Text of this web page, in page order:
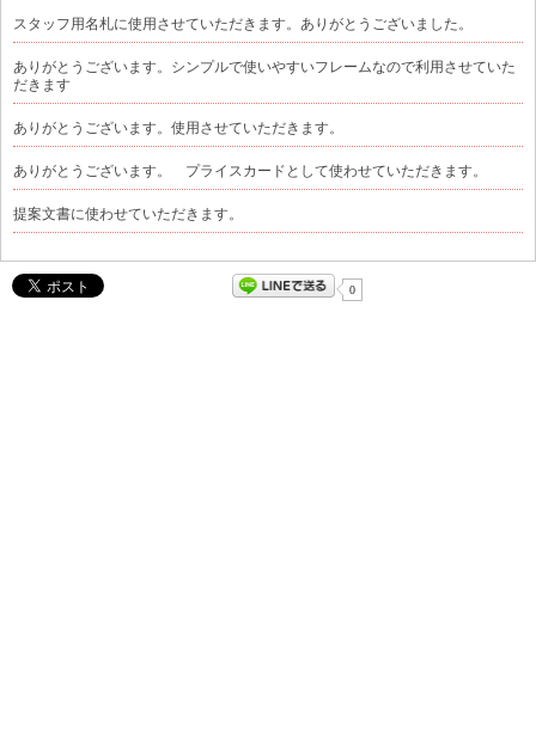
スタッフ用名札に使用させていただきます。ありがとうございました。
ありがとうございます。シンプルで使いやすいフレームなので利用させていた
だきます
ありがとうございます。使用させていただきます。
ありがとうございます。 プライスカードとして使わせていただきます。
提案文書に使わせていただきます。
0